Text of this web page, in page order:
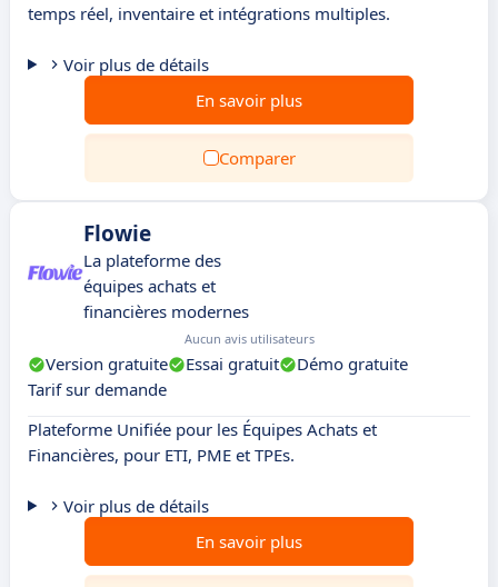
temps réel, inventaire et intégrations multiples.
Voir plus de détails
En savoir plus
Comparer
Flowie
La plateforme des
équipes achats et
financières modernes
Aucun avis utilisateurs
Version gratuite Essai gratuit
Démo gratuite
Tarif sur demande
Plateforme Unifiée pour les Équipes Achats et
Financières, pour ETI, PME et TPEs.
Voir plus de détails
En savoir plus